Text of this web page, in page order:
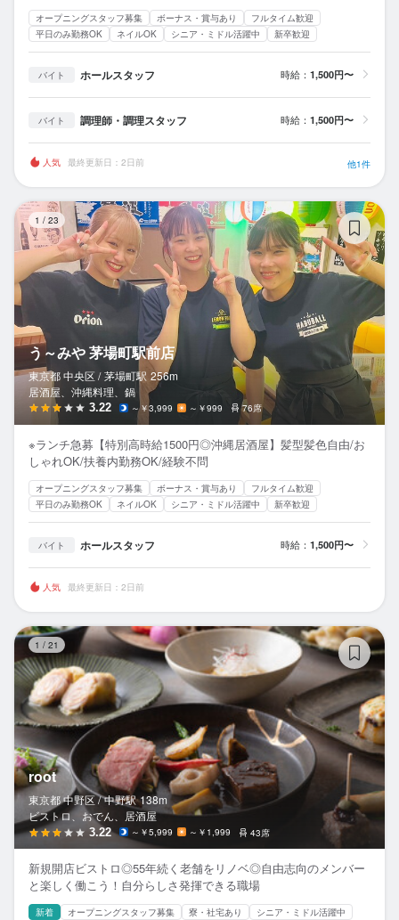
オープニングスタッフ募集 ボーナス・賞与あり
フルタイム歓迎
平日のみ勤務OK
ネイルOK シニア・ミドル活躍中 新卒歓迎
バイト ホールスタッフ 時給： 1,500円〜
バイト 調理師・調理スタッフ 時給： 1,500円〜
人気 最終更新日：2日前 他1件
1 / 23
う～みや 茅場町駅前店
東京都 中央区 / 茅場町駅 256m
居酒屋、沖縄料理、鍋
3.22 ～￥3,999 ～￥999 76席
※ランチ急募【特別高時給1500円◎沖縄居酒屋】髪型髪色自由/お
しゃれOK/扶養内勤務OK/経験不問
オープニングスタッフ募集 ボーナス・賞与あり
フルタイム歓迎
平日のみ勤務OK
ネイルOK シニア・ミドル活躍中 新卒歓迎
バイト ホールスタッフ 時給： 1,500円〜
人気 最終更新日：2日前
1 / 21
root
東京都 中野区 / 中野駅 138m
ビストロ、おでん、居酒屋
3.22 ～￥5,999 ～￥1,999 43席
新規開店ビストロ◎55年続く老舗をリノベ◎自由志向のメンバー
と楽しく働こう！自分らしさ発揮できる職場
新着 オープニングスタッフ募集 寮・社宅あり
シニア・ミドル活躍中